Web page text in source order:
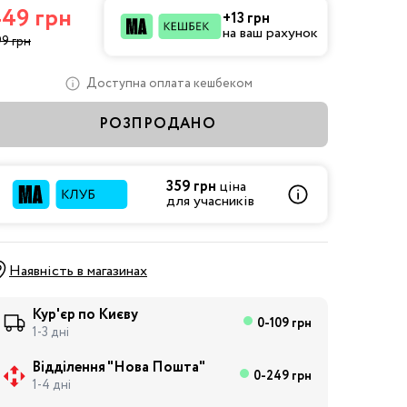
грн
грн
+13 грн
на ваш рахунок
Доступна оплата кешбеком
РОЗПРОДАНО
359 грн ціна
для учасників
Наявність в магазинах
Кур'єр по Києву
1-3 дні 0-109 грн
Відділення "Нова Пошта"
1-4 дні 0-249 грн